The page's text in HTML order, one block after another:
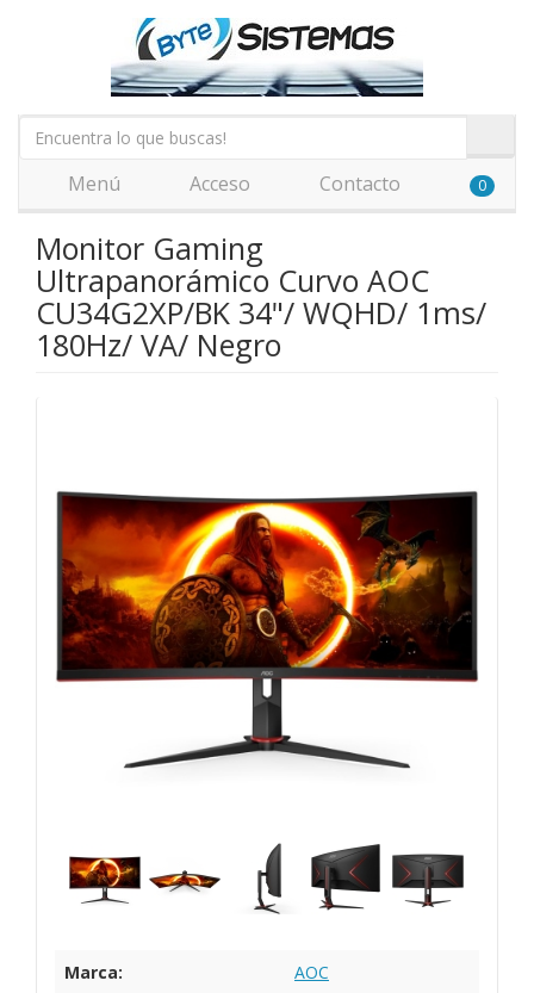
Menú Acceso Contacto 0
Monitor Gaming
Ultrapanorámico Curvo AOC
CU34G2XP/BK 34"/ WQHD/ 1ms/
180Hz/ VA/ Negro
Marca:
AOC